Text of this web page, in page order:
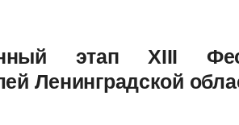
этап XIII
Ленинградской